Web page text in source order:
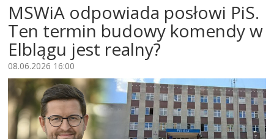
MSWiA odpowiada posłowi PiS.
Ten termin budowy komendy w
Elblągu jest realny?
08.06.2026 16:00